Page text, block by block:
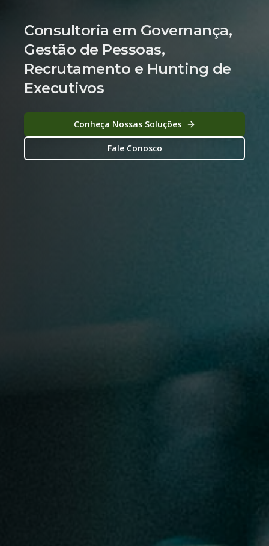
Consultoria em Governança,
Gestão de Pessoas,
Recrutamento e Hunting de
Executivos
Conheça Nossas Soluções
Fale Conosco